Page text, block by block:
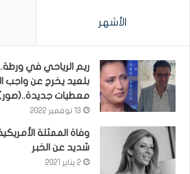
الأشهر
ريم الرياحي في
بلعيد يخرج عن
معطيات
13 نوفمبر 2022
وفاة الممثلة
شديد عن الخبر
2 يناير 2021